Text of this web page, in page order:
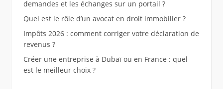
demandes et les échanges sur un portail ?
Quel est le rôle d’un avocat en droit immobilier ?
Impôts 2026 : comment corriger votre déclaration de
revenus ?
Créer une entreprise à Dubaï ou en France : quel
est le meilleur choix ?